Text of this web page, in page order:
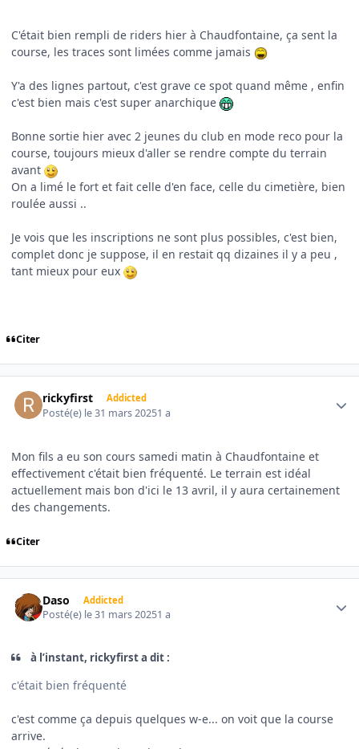
C'était bien rempli de riders hier à Chaudfontaine, ça sent la
course, les traces sont limées comme jamais
Y'a des lignes partout, c'est grave ce spot quand même , enfin
c'est bien mais c'est super anarchique
Bonne sortie hier avec 2 jeunes du club en mode reco pour la
course, toujours mieux d'aller se rendre compte du terrain
avant
On a limé le fort et fait celle d'en face, celle du cimetière, bien
roulée aussi ..
Je vois que les inscriptions ne sont plus possibles, c'est bien,
complet donc je suppose, il en restait qq dizaines il y a peu ,
tant mieux pour eux
Citer
rickyfirst Addicted
Posté(e) le 31 mars 20251 a
Mon fils a eu son cours samedi matin à Chaudfontaine et
effectivement c'était bien fréquenté. Le terrain est idéal
actuellement mais bon d'ici le 13 avril, il y aura certainement
des changements.
Citer
Daso Addicted
Posté(e) le 31 mars 20251 a
à l’instant, rickyfirst a dit :
c'était bien fréquenté
c'est comme ça depuis quelques w-e... on voit que la course
arrive.